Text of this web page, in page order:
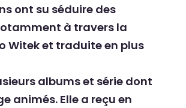
ont su séduire des
à travers la
Witek et traduite en plus
albums et série dont
animés. Elle a reçu en